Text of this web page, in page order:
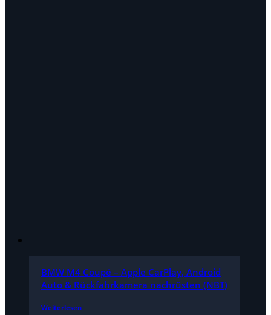
BMW M4 Coupé – Apple CarPlay, Android
Auto & Rückfahrkamera nachrüsten (NBT)
Weiterlesen